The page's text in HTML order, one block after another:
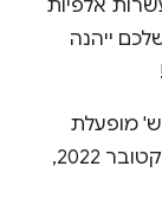
אלפיות
ייהנה
מופעלת
כברירת מחדל בחיפוש ב-Android מאז אוקטובר 2022,